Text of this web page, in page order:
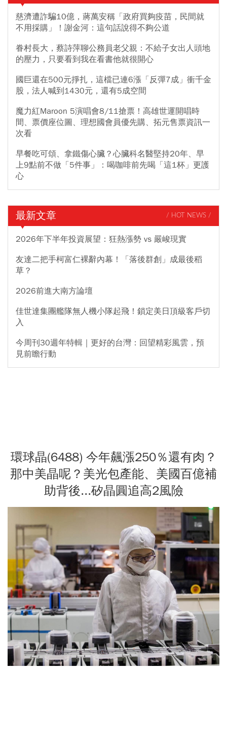
慈濟遭詐騙10億，蔣萬安稱「政府買夠疫苗，民間就
不用採購」！謝金河：這句話說得不夠公道
眷村長大，蔡詩萍聊公務員老父親：不給子女出人頭地
的壓力，只要看到我在看書他就很開心
國巨還在500元掙扎，這檔已連6漲「反彈7成」衝千金
股，法人喊到1430元，還有5成空間
魔力紅Maroon 5演唱會8/11搶票！高雄世運開唱時
間、票價座位圖、理想國會員優先購、拓元售票資訊一
次看
早餐吃可頌、拿鐵傷心臟？心臟科名醫堅持20年、早
上9點前不做「5件事」：喝咖啡前先喝「這1杯」更護
心
最新文章 / HOT NEWS /
2026年下半年投資展望：狂熱漲勢 vs 嚴峻現實
友達二把手柯富仁裸辭內幕！「落後群創」成最後稻
草？
2026前進大南方論壇
佳世達集團艦隊無人機小隊起飛！鎖定美日頂級客戶切
入
今周刊30週年特輯｜更好的台灣：回望精彩風雲，預
見前瞻行動
環球晶(6488) 今年飆漲250％還有肉？
那中美晶呢？美光包產能、美國百億補
助背後...矽晶圓追高2風險